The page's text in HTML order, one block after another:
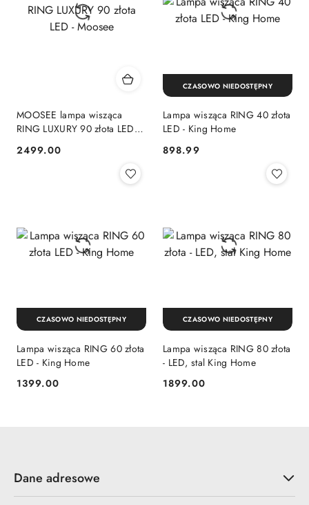
MOOSEE lampa wisząca
RING LUXURY 90 złota LED -
Cena:
2499.00
Lampa wisząca RING 40 złota
LED - King Home
Cena:
898.99
CZASOWO NIEDOSTĘPNY
Lampa wisząca RING 60 złota
LED - King Home
Cena:
1399.00
CZASOWO NIEDOSTĘPNY
Lampa wisząca RING 80 złota
- LED, stal King Home
Cena:
1899.00
CZASOWO NIEDOSTĘPNY
Dane adresowe